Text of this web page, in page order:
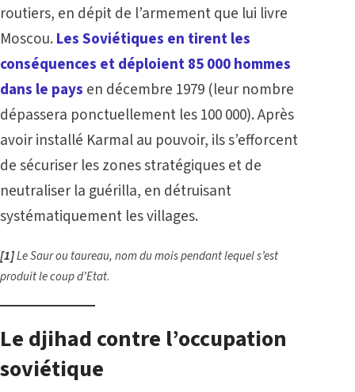
routiers, en dépit de l’armement que lui livre
Moscou. Les Soviétiques en tirent les
conséquences et déploient 85 000 hommes
dans le pays en décembre 1979 (leur nombre
dépassera ponctuellement les 100 000). Après
avoir installé Karmal au pouvoir, ils s’efforcent
de sécuriser les zones stratégiques et de
neutraliser la guérilla, en détruisant
systématiquement les villages.
[1]Le Saur ou taureau, nom du mois pendant lequel s’est
produit le coup d’Etat.
Le djihad contre l’occupation
soviétique